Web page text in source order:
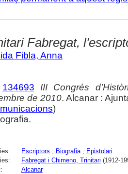
Fabregat,
Fibla, Anna
134693
III Congrés
de 2010. Alcanar :
)
Escriptors ; Biografia; Epistolari
Fabregat i Chimeno, Trinitari (1912-
Alcanar